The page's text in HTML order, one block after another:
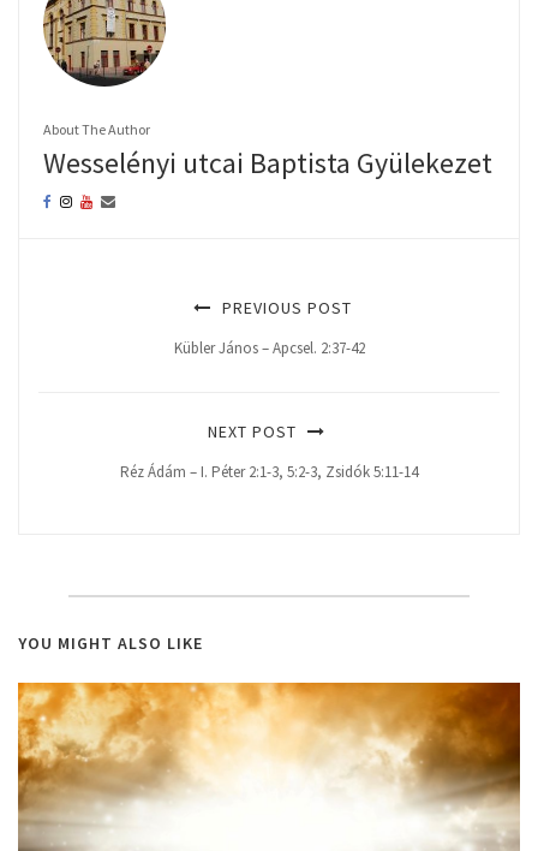
About The Author
Wesselényi utcai Baptista Gyülekezet
PREVIOUS POST
Kübler János – Apcsel. 2:37-42
NEXT POST
Réz Ádám – I. Péter 2:1-3, 5:2-3, Zsidók 5:11-14
YOU MIGHT ALSO LIKE